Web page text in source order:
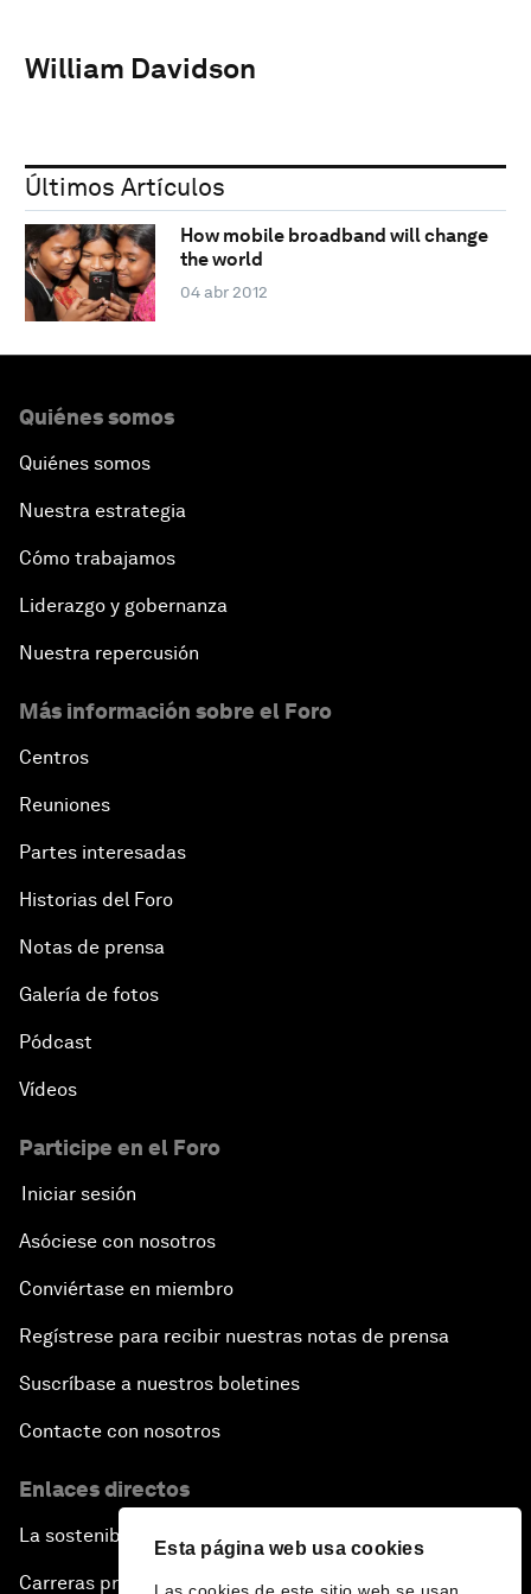
Esta página web usa cookies
William Davidson
Últimos Artículos
How mobile broadband will change
the world
04 abr 2012
Quiénes somos
Quiénes somos
Nuestra estrategia
Cómo trabajamos
Liderazgo y gobernanza
Nuestra repercusión
Más información sobre el Foro
Centros
Reuniones
Partes interesadas
Historias del Foro
Notas de prensa
Galería de fotos
Pódcast
Vídeos
Participe en el Foro
Iniciar sesión
Asóciese con nosotros
Conviértase en miembro
Regístrese para recibir nuestras notas de prensa
Suscríbase a nuestros boletines
Contacte con nosotros
Enlaces directos
La sostenibilidad en el Foro
Carreras profesionales